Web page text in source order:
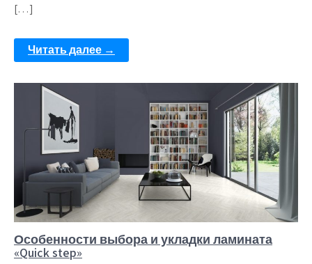
[…]
Читать далее →
Особенности выбора и укладки ламината
«Quick step»